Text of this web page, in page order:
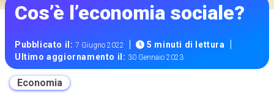
Cos’è l’economia sociale?
Pubblicato il:7 Giugno 2022 | 5 minuti di lettura |
Ultimo aggiornamento il: 30 Gennaio 2023
Economia